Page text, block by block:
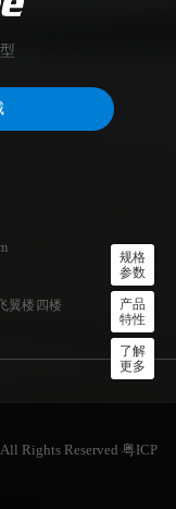
规格
参数
产品
特性
了解
更多
翼楼四楼
Rights Reserved 粤ICP